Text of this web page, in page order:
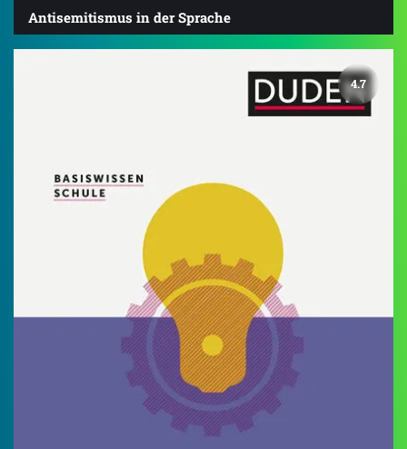
Antisemitismus in der Sprache
4.7